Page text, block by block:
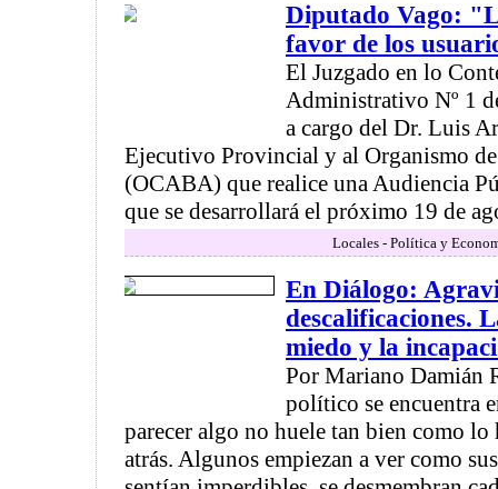
Diputado Vago:
favor de los
El Juzgado en lo
Administrativo Nº 1
a cargo del Dr. Luis
Ejecutivo Provincial y al Organismo
(OCABA) que realice una Audiencia
que se desarrollará el próximo 19 de
Locales - Política y
En Diálogo:
descalificaciones.
miedo y la
Por Mariano Damián
político se encuentra
parecer algo no huele tan bien como
atrás. Algunos empiezan a ver como